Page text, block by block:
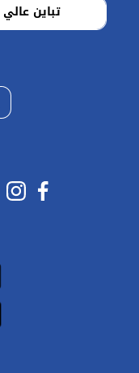
تباين عالي